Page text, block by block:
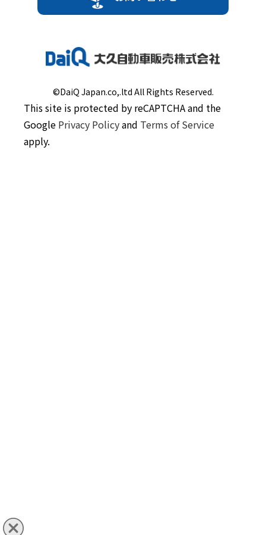
©DaiQ Japan.co,.ltd All Rights Reserved.
This site is protected by reCAPTCHA and the
Google Privacy Policyand Terms of Service
apply.